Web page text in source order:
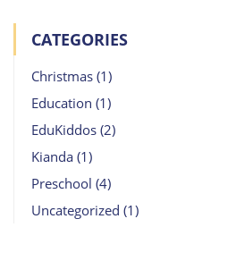
CATEGORIES
Christmas (1)
Education (1)
EduKiddos (2)
Kianda (1)
Preschool (4)
Uncategorized (1)